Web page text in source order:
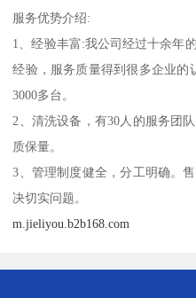
服务优势介绍:
1、经验丰富:我公司经过十余年
经验，服务质量得到很多企业的
3000多台。
2、清洗设备，有30人的服务团
质保量。
3、管理制度健全，分工明确。
决切实问题。
m.jieliyou.b2b168.com